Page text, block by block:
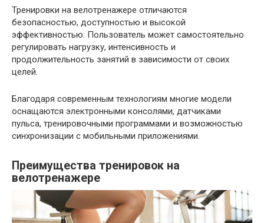
Тренировки на велотренажере отличаются
безопасностью, доступностью и высокой
эффективностью. Пользователь может самостоятельно
регулировать нагрузку, интенсивность и
продолжительность занятий в зависимости от своих
целей.
Благодаря современным технологиям многие модели
оснащаются электронными консолями, датчиками
пульса, тренировочными программами и возможностью
синхронизации с мобильными приложениями.
Преимущества тренировок на
велотренажере